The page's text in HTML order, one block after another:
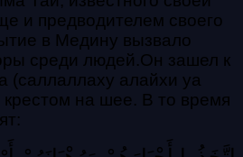
и предводителем своего
в Медину вызвало
среди людей.Он зашел к
(саллаллаху алайхи уа
на шее. В то время